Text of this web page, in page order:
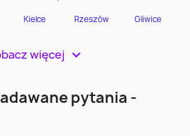
więcej >
pytania -